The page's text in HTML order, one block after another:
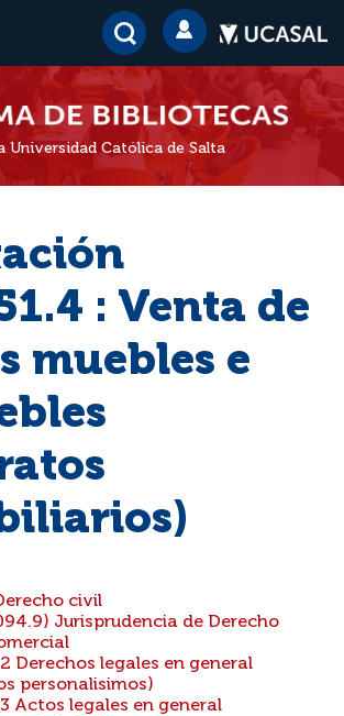
Universidad Católica de Salta
: Venta de
muebles e
civil
Jurisprudencia de Derecho
Derechos legales en general
personalisimos)
Actos legales en general